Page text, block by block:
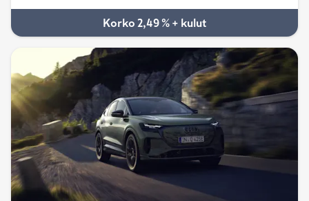
Korko 2,49 % + kulut